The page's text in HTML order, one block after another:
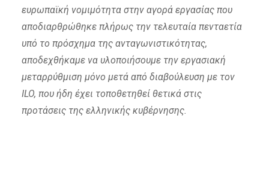
ευρωπαϊκή νομιμότητα στην αγορά εργασίας που
αποδιαρθρώθηκε πλήρως την τελευταία πενταετία
υπό το πρόσχημα της ανταγωνιστικότητας,
αποδεχθήκαμε να υλοποιήσουμε την εργασιακή
μεταρρύθμιση μόνο μετά από διαβούλευση με τον
ILO, που ήδη έχει τοποθετηθεί θετικά στις
προτάσεις της ελληνικής κυβέρνησης.